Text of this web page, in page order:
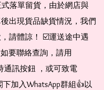
落單留貨，由於網店與
出現貨品缺貨情況，我們
請體諒！ ☑️運送途中遇
要聯絡查詢，請用
通訊按鈕 ，或可致電
加入WhatsApp群組👍以